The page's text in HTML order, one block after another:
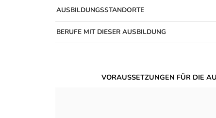
AUSBILDUNGSSTANDORTE
BERUFE MIT DIESER AUSBILDUNG
VORAUSSETZUNGEN FÜR DIE